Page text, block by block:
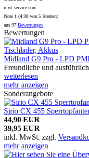
mwf-service.com
Note 1 (4.90 von 5 Sternen)
aus 97 Bewertungen
Bewertungen
Midland G9 Pro - LPD
Freundliche und
weiterlesen
mehr anzeigen
Sonderangebote
Sirio CX 455
44,90 EUR
39,95 EUR
inkl. MwSt. zzgl.
mehr anzeigen